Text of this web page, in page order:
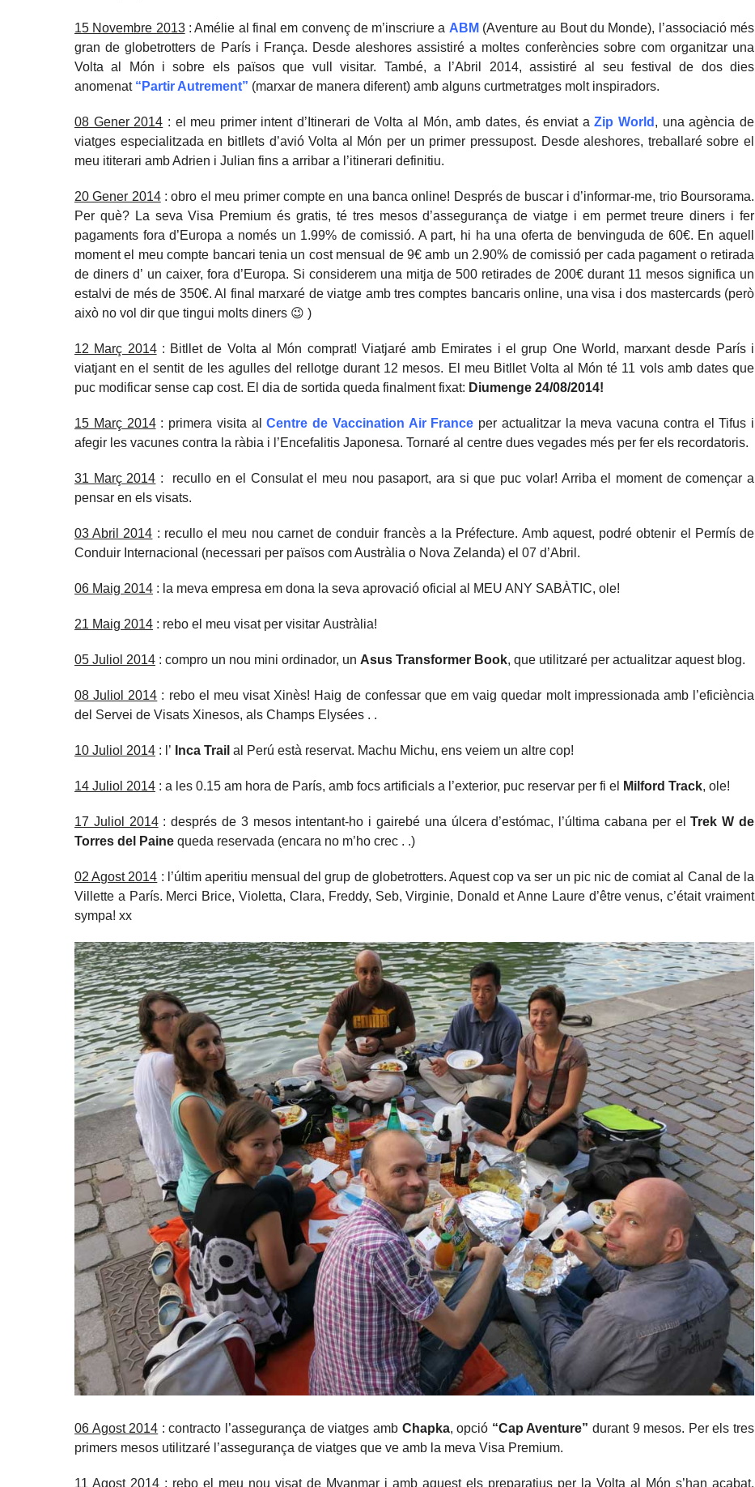
15 Novembre 2013: Amélie al final em convenç de m’inscriure a ABM (Aventure au Bout du Monde), l’associació més
gran de globetrotters de París i França. Desde aleshores assistiré a moltes conferències sobre com organitzar una
Volta al Món i sobre els països que vull visitar. També, a l’Abril 2014, assistiré al seu festival de dos dies
anomenat “Partir Autrement” (marxar de manera diferent) amb alguns curtmetratges molt inspiradors.
08 Gener 2014 : el meu primer intent d’Itinerari de Volta al Món, amb dates, és enviat aZip World , una agència de
viatges especialitzada en bitllets d’avió Volta al Món per un primer pressupost. Desde aleshores, treballaré sobre el
meu ititerari amb Adrien i Julian fins a arribar a l’itinerari definitiu.
20 Gener 2014: obro el meu primer compte en una banca online! Després de buscar i d’informar-me, trio Boursorama.
Per què? La seva Visa Premium és gratis, té tres mesos d’assegurança de viatge i em permet treure diners i fer
pagaments fora d’Europa a només un 1.99% de comissió. A part, hi ha una oferta de benvinguda de 60€. En aquell
moment el meu compte bancari tenia un cost mensual de 9€ amb un 2.90% de comissió per cada pagament o retirada
de diners d’ un caixer, fora d’Europa. Si considerem una mitja de 500 retirades de 200€ durant 11 mesos significa un
estalvi de més de 350€. Al final marxaré de viatge amb tres comptes bancaris online, una visa i dos mastercards (però
això no vol dir que tingui molts diners 😉 )
12 Març 2014: Bitllet de Volta al Món comprat! Viatjaré amb Emirates i el grup One World, marxant desde París i
viatjant en el sentit de les agulles del rellotge durant 12 mesos. El meu Bitllet Volta al Món té 11 vols amb dates que
puc modificar sense cap cost. El dia de sortida queda finalment fixat: Diumenge 24/08/2014!
15 Març 2014: primera visita al Centre de Vaccination Air France per actualitzar la meva vacuna contra el Tifus i
afegir les vacunes contra la ràbia i l’Encefalitis Japonesa. Tornaré al centre dues vegades més per fer els recordatoris.
31 Març 2014 : recullo en el Consulat el meu nou pasaport, ara si que puc volar! Arriba el moment de començar a
pensar en els visats.
03 Abril 2014 : recullo el meu nou carnet de conduir francès a la Préfecture. Amb aquest, podré obtenir el Permís de
Conduir Internacional (necessari per països com Austràlia o Nova Zelanda) el 07 d’Abril.
06 Maig 2014 : la meva empresa em dona la seva aprovació oficial al MEU ANY SABÀTIC, ole!
21 Maig 2014 : rebo el meu visat per visitar Austràlia!
05 Juliol 2014 : compro un nou mini ordinador, un Asus Transformer Book, que utilitzaré per actualitzar aquest blog.
08 Juliol 2014 : rebo el meu visat Xinès! Haig de confessar que em vaig quedar molt impressionada amb l’eficiència
del Servei de Visats Xinesos, als Champs Elysées . .
10 Juliol 2014 : l’ Inca Trail al Perú està reservat. Machu Michu, ens veiem un altre cop!
14 Juliol 2014 : a les 0.15 am hora de París, amb focs artificials a l’exterior, puc reservar per fi el Milford Track, ole!
17 Juliol 2014: després de 3 mesos intentant-ho i gairebé una úlcera d’estómac, l’última cabana per elTrek W de
Torres del Paine queda reservada (encara no m’ho crec . .)
02 Agost 2014 : l’últim aperitiu mensual del grup de globetrotters. Aquest cop va ser un pic nic de comiat al Canal de la
Villette a París. Merci Brice, Violetta, Clara, Freddy, Seb, Virginie, Donald et Anne Laure d’être venus, c’était vraiment
sympa! xx
06 Agost 2014 : contracto l’assegurança de viatges amb Chapka, opció “Cap Aventure” durant 9 mesos. Per els tres
primers mesos utilitzaré l’assegurança de viatges que ve amb la meva Visa Premium.
11 Agost 2014 : rebo el meu nou visat de Myanmar i amb aquest els preparatius per la Volta al Món s’han acabat.